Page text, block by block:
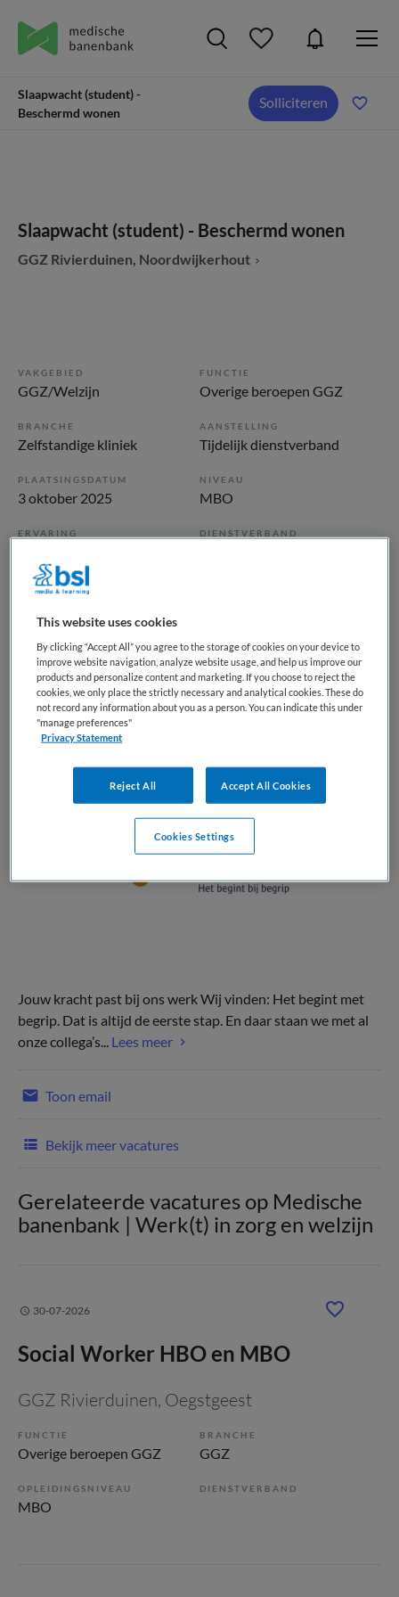
Slaapwacht (student) -
Beschermd wonen
Solliciteren
Slaapwacht (student) - Beschermd wonen
GGZ Rivierduinen, Noordwijkerhout
VAKGEBIED
GGZ/Welzijn
FUNCTIE
Overige beroepen GGZ
BRANCHE
Zelfstandige kliniek
AANSTELLING
Tijdelijk dienstverband
PLAATSINGSDATUM
3 oktober 2025
NIVEAU
MBO
ERVARING DIENSTVERBAND
Vacature niet beschikbaar
Deze vacature Slaapwacht (student) - Beschermd wonen bij
GGZ Rivierduinen is niet meer actueel. Hieronder staan
enkele vergelijkbare vacatures die voor u wellicht
interessant zijn.
Jouw kracht past bij ons werk Wij vinden: Het begint met
begrip. Dat is altijd de eerste stap. En daar staan we met al
onze collega’s... Lees meer
Toon email
Bekijk meer vacatures
Gerelateerde vacatures op Medische
banenbank | Werk(t) in zorg en welzijn
30-07-2026
Social Worker HBO en MBO
GGZ Rivierduinen, Oegstgeest
FUNCTIE
Overige beroepen GGZ
BRANCHE
GGZ
OPLEIDINGSNIVEAU
MBO
DIENSTVERBAND
This website uses cookies
By clicking “Accept All” you agree to the storage of cookies on your device to
improve website navigation, analyze website usage, and help us improve our
products and personalize content and marketing. If you choose to reject the
cookies, we only place the strictly necessary and analytical cookies. These do
not record any information about you as a person. You can indicate this under
"manage preferences"
Privacy Statement
Reject All Accept All Cookies
Cookies Settings